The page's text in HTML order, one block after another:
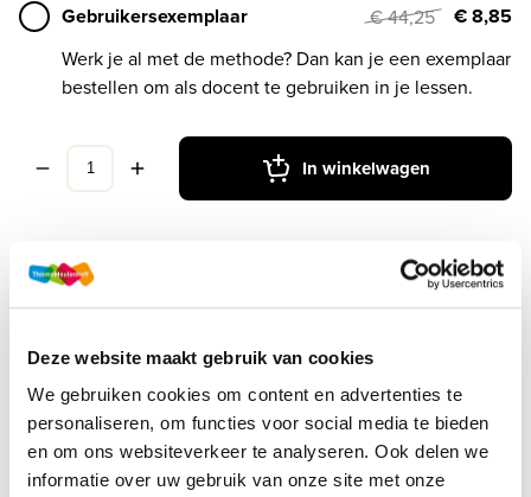
Deze website maakt gebruik van cookies
We gebruiken cookies om content en advertenties te
personaliseren, om functies voor social media te bieden
en om ons websiteverkeer te analyseren. Ook delen we
informatie over uw gebruik van onze site met onze
Gebruikersexemplaar € 44,25 € 8,85
Werk je al met de methode? Dan kan je een exemplaar
bestellen om als docent te gebruiken in je lessen.
In winkelwagen
Soort uitgave Online + boek VO
ISBN 9789006331806